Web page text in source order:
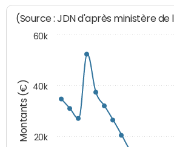
Montants (€)
(Source : JDN d'après ministère de
20k
40k
60k